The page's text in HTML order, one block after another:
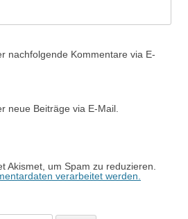
nachfolgende Kommentare via E-
neue Beiträge via E-Mail.
Akismet, um Spam zu reduzieren.
verarbeitet werden.